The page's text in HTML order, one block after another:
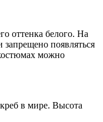
оттенка белого. На
появляться
можно
в мире. Высота